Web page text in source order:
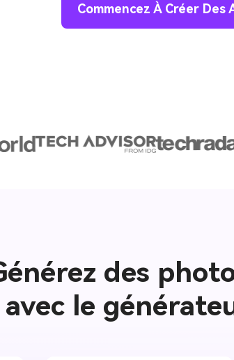
Commencez À Créer
des
avec le